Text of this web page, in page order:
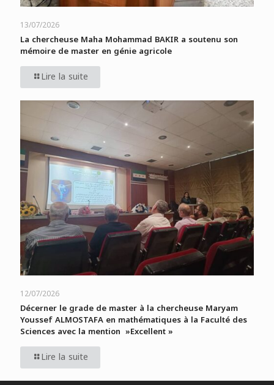
13/07/2026
La chercheuse Maha Mohammad BAKIR a soutenu son
mémoire de master en génie agricole
Lire la suite
12/07/2026
Décerner le grade de master à la chercheuse Maryam
Youssef ALMOSTAFA en mathématiques à la Faculté des
Sciences avec la mention »Excellent »
Lire la suite